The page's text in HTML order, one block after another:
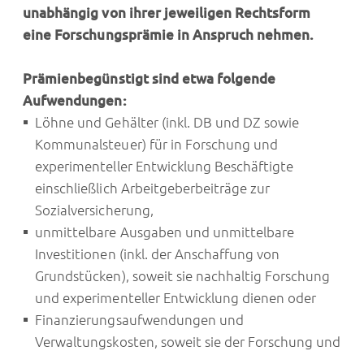
unabhängig von ihrer jeweiligen Rechtsform
eine Forschungsprämie in Anspruch nehmen.
Prämienbegünstigt sind etwa folgende
Aufwendungen:
Löhne und Gehälter (inkl. DB und DZ sowie
Kommunalsteuer) für in Forschung und
experimenteller Entwicklung Beschäftigte
einschließlich Arbeitgeberbeiträge zur
Sozialversicherung,
unmittelbare Ausgaben und unmittelbare
Investitionen (inkl. der Anschaffung von
Grundstücken), soweit sie nachhaltig Forschung
und experimenteller Entwicklung dienen oder
Finanzierungsaufwendungen und
Verwaltungskosten, soweit sie der Forschung und